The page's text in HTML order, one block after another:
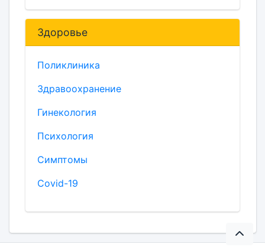
Здоровье
Поликлиника
Здравоохранение
Гинекология
Психология
Симптомы
Covid-19